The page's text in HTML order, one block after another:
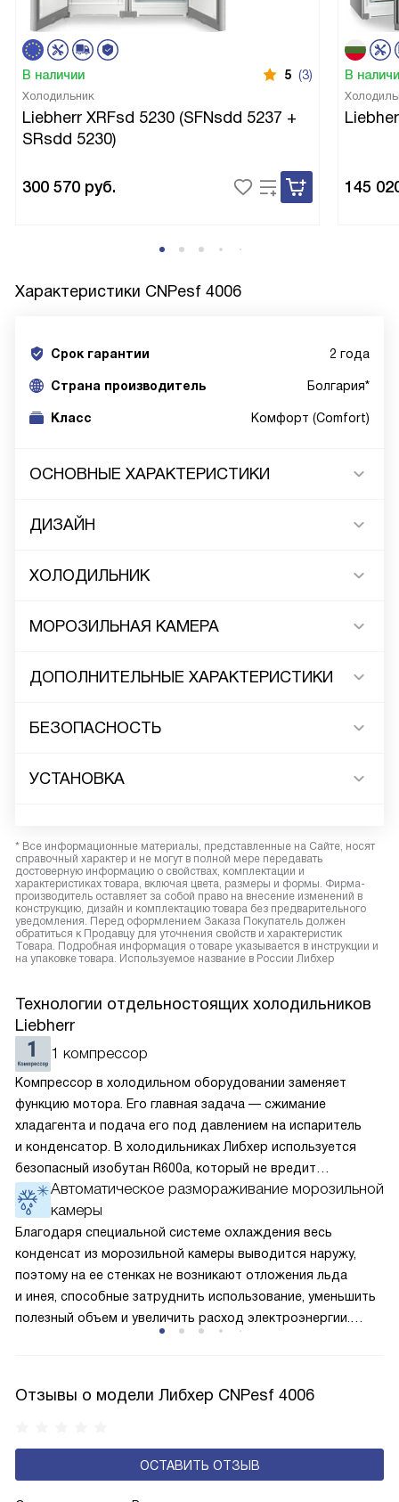
В наличии 5 (3)
Холодильник
Liebherr XRFsd 5230 (SFNsdd 5237 +
SRsdd 5230)
300 570 руб.
В
145
Характеристики CNPesf 4006
Срок гарантии 2 года
Cтрана производитель Болгария*
Класс Комфорт (Comfort)
ОСНОВНЫЕ ХАРАКТЕРИСТИКИ
ДИЗАЙН
ХОЛОДИЛЬНИК
МОРОЗИЛЬНАЯ КАМЕРА
ДОПОЛНИТЕЛЬНЫЕ ХАРАКТЕРИСТИКИ
БЕЗОПАСНОСТЬ
УСТАНОВКА
* Все информационные материалы, представленные на Сайте, носят
справочный характер и не могут в полной мере передавать
достоверную информацию о свойствах, комплектации и
характеристиках товара, включая цвета, размеры и формы. Фирма-
производитель оставляет за собой право на внесение изменений в
конструкцию, дизайн и комплектацию товара без предварительного
уведомления. Перед оформлением Заказа Покупатель должен
обратиться к Продавцу для уточнения свойств и характеристик
Товара. Подробная информация о товаре указывается в инструкции и
на упаковке товара. Используемое название в России Либхер
Технологии отдельностоящих холодильников
Liebherr
1 компрессор
Компрессор в холодильном оборудовании заменяет
функцию мотора. Его главная задача — сжимание
хладагента и подача его под давлением на испаритель
и конденсатор. В холодильниках Либхер используется
безопасный изобутан R600a, который не вредит
окружающей среде. Компрессор перегоняет его
по охладительному контуру по принципу насоса. Чем
лучше работает «мотор» прибора, тем качественнее
и быстрее происходит охлаждение, затрачивается
меньше электроэнергии.
Автоматическое размораживание морозильной
камеры
Благодаря специальной системе охлаждения весь
конденсат из морозильной камеры выводится наружу,
поэтому на ее стенках не возникают отложения льда
и инея, способные затруднить использование, уменьшить
полезный объем и увеличить расход электроэнергии.
Отзывы о модели Либхер CNPesf 4006
ОСТАВИТЬ ОТЗЫВ